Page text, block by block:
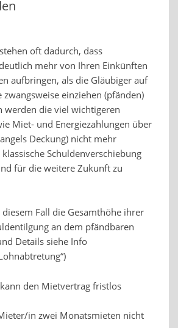
oft dadurch, dass
mehr von Ihren Einkünften
aufbringen, als die Gläubiger auf
zwangsweise einziehen (pfänden)
werden die viel wichtigeren
Miet- und Energiezahlungen über
Deckung) nicht mehr
Schuldenverschiebung
für die weitere Zukunft zu
Fall die Gesamthöhe ihrer
an dem pfändbaren
Details siehe Info
den Mietvertrag fristlos
in zwei Monatsmieten nicht